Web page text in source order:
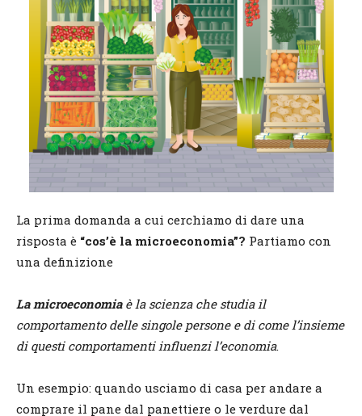
La prima domanda a cui cerchiamo di dare una
risposta è “cos’è la microeconomia”? Partiamo con
una definizione
La microeconomiaè la scienza che studia il
comportamento delle singole persone e di come l’insieme
di questi comportamenti influenzi l’economia.
Un esempio: quando usciamo di casa per andare a
comprare il pane dal panettiere o le verdure dal